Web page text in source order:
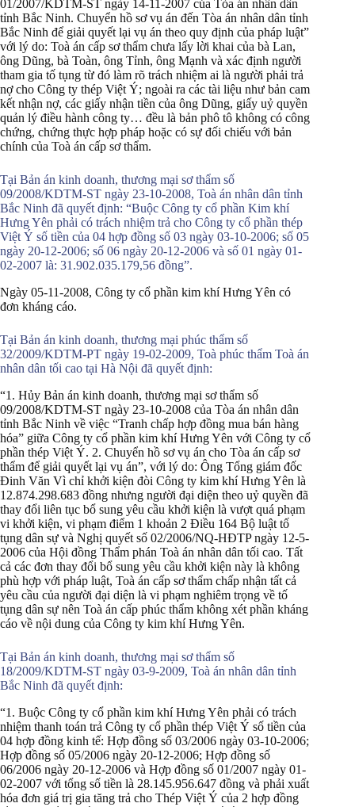
01/2007/KDTM-ST ngày 14-11-2007 của Tòa án nhân dân
tỉnh Bắc Ninh. Chuyển hồ sơ vụ án đến Tòa án nhân dân tỉnh
Bắc Ninh để giải quyết lại vụ án theo quy định của pháp luật”
với lý do: Toà án cấp sơ thẩm chưa lấy lời khai của bà Lan,
ông Dũng, bà Toàn, ông Tỉnh, ông Mạnh và xác định người
tham gia tố tụng từ đó làm rõ trách nhiệm ai là người phải trả
nợ cho Công ty thép Việt Ý; ngoài ra các tài liệu như bản cam
kết nhận nợ, các giấy nhận tiền của ông Dũng, giấy uỷ quyền
quản lý điều hành công ty… đều là bản phô tô không có công
chứng, chứng thực hợp pháp hoặc có sự đối chiếu với bản
chính của Toà án cấp sơ thẩm.
Tại Bản án kinh doanh, thương mại sơ thẩm số
09/2008/KDTM-ST ngày 23-10-2008, Toà án nhân dân tỉnh
Bắc Ninh đã quyết định: “Buộc Công ty cổ phần Kim khí
Hưng Yên phải có trách nhiệm trả cho Công ty cổ phần thép
Việt Ý số tiền của 04 hợp đồng số 03 ngày 03-10-2006; số 05
ngày 20-12-2006; số 06 ngày 20-12-2006 và số 01 ngày 01-
02-2007 là: 31.902.035.179,56 đồng”.
Ngày 05-11-2008, Công ty cổ phần kim khí Hưng Yên có
đơn kháng cáo.
Tại Bản án kinh doanh, thương mại phúc thẩm số
32/2009/KDTM-PT ngày 19-02-2009, Toà phúc thẩm Toà án
nhân dân tối cao tại Hà Nội đã quyết định:
“1. Hủy Bản án kinh doanh, thương mại sơ thẩm số
09/2008/KDTM-ST ngày 23-10-2008 của Tòa án nhân dân
tỉnh Bắc Ninh về việc “Tranh chấp hợp đồng mua bán hàng
hóa” giữa Công ty cổ phần kim khí Hưng Yên với Công ty cổ
phần thép Việt Ý. 2. Chuyển hồ sơ vụ án cho Tòa án cấp sơ
thẩm để giải quyết lại vụ án”, với lý do: Ông Tổng giám đốc
Đinh Văn Vì chỉ khởi kiện đòi Công ty kim khí Hưng Yên là
12.874.298.683 đồng nhưng người đại diện theo uỷ quyền đã
thay đổi liên tục bổ sung yêu cầu khởi kiện là vượt quá phạm
vi khởi kiện, vi phạm điểm 1 khoản 2 Điều 164 Bộ luật tố
tụng dân sự và Nghị quyết số 02/2006/NQ-HĐTP ngày 12-5-
2006 của Hội đồng Thẩm phán Toà án nhân dân tối cao. Tất
cả các đơn thay đổi bổ sung yêu cầu khởi kiện này là không
phù hợp với pháp luật, Toà án cấp sơ thẩm chấp nhận tất cả
yêu cầu của người đại diện là vi phạm nghiêm trọng về tố
tụng dân sự nên Toà án cấp phúc thẩm không xét phần kháng
cáo về nội dung của Công ty kim khí Hưng Yên.
Tại Bản án kinh doanh, thương mại sơ thẩm số
18/2009/KDTM-ST ngày 03-9-2009, Toà án nhân dân tỉnh
Bắc Ninh đã quyết định:
“1. Buộc Công ty cổ phần kim khí Hưng Yên phải có trách
nhiệm thanh toán trả Công ty cổ phần thép Việt Ý số tiền của
04 hợp đồng kinh tế: Hợp đồng số 03/2006 ngày 03-10-2006;
Hợp đồng số 05/2006 ngày 20-12-2006; Hợp đồng số
06/2006 ngày 20-12-2006 và Hợp đồng số 01/2007 ngày 01-
02-2007 với tổng số tiền là 28.145.956.647 đồng và phải xuất
hóa đơn giá trị gia tăng trả cho Thép Việt Ý của 2 hợp đồng